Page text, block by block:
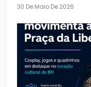
30 De Maio De 2026